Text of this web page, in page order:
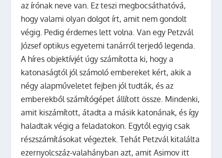
az írónak neve van. Ez teszi megbocsáthatóvá,
hogy valami olyan dolgot írt, amit nem gondolt
végig. Pedig érdemes lett volna. Van egy Petzvál
József optikus egyetemi tanárról terjedő legenda.
A híres objektívjét úgy számította ki, hogy a
katonaságtól jól számoló embereket kért, akik a
négy alapműveletet fejben jól tudták, és az
emberekből számítógépet állított össze. Mindenki,
amit kiszámított, átadta a másik katonának, és így
haladtak végig a feladatokon. Egytől egyig csak
részszámításokat végeztek. Tehát Petzvál kitalálta
ezernyolcszáz-valahányban azt, amit Asimov itt